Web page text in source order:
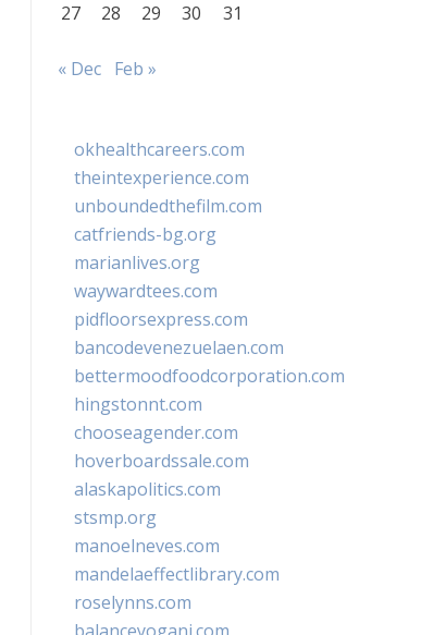
27
28 29 30 31
« Dec Feb »
okhealthcareers.com
theintexperience.com
unboundedthefilm.com
catfriends-bg.org
marianlives.org
waywardtees.com
pidfloorsexpress.com
bancodevenezuelaen.com
bettermoodfoodcorporation.com
hingstonnt.com
chooseagender.com
hoverboardssale.com
alaskapolitics.com
stsmp.org
manoelneves.com
mandelaeffectlibrary.com
roselynns.com